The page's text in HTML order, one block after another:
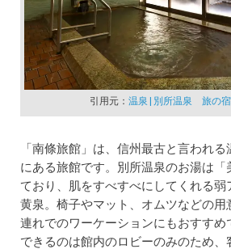
引用元： 温泉 | 別所温泉 旅の
「南條旅館」は、信州最古と言われる
にある旅館です。別所温泉のお湯は
ており、肌をすべすべにしてくれる弱
黄泉。椅子やマット、オムツなどの用
連れでのワーケーションにもおすす
できるのは館内のロビーのみのため、